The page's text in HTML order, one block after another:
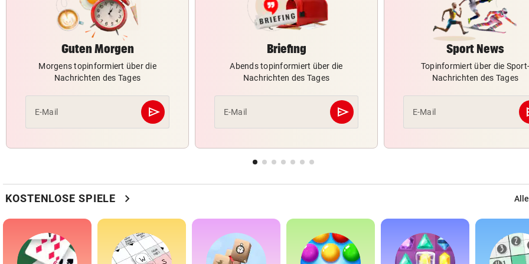
Guten Morgen
Morgens topinformiert über die
Nachrichten des Tages
E-Mail send
Abschicken
Briefing
Abends topinformiert über die
Nachrichten des Tages
E-Mail send
Abschicken
Sport News
Topinformiert über die Sport-
Nachrichten des Tages
E-Mail
KOSTENLOSE SPIELE chevron_right